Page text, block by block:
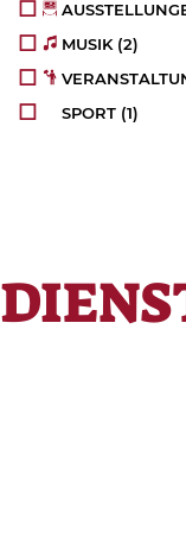
MUSIK (2)
SPORT (1)